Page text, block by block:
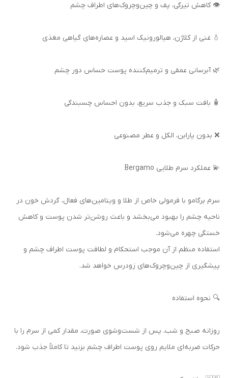
👁️ کاهش تیرگی، پف و چین‌وچروک‌های اطراف چشم
💧 غنی از کلاژن، هیالورونیک اسید و عصاره‌های گیاهی مغذی
🌿 آبرسانی عمقی و ترمیم‌کننده پوست حساس دور چشم
🧴 بافت سبک و جذب سریع، بدون احساس چسبندگی
❌ بدون پارابن، الکل و عطر مصنوعی
💫 عملکرد سرم طلایی Bergamo
سرم برگامو با فرمولی خاص از طلا و ویتامین‌های فعال، گردش خون در
ناحیه چشم را بهبود می‌بخشد و باعث روشن‌تر شدن پوست و کاهش
خستگی چهره می‌شود.
استفاده منظم از آن موجب استحکام و لطافت پوست اطراف چشم و
پیشگیری از چین‌وچروک‌های زودرس خواهد شد.
🔍 نحوه استفاده
روزانه صبح و شب، پس از شست‌وشوی صورت، مقدار کمی از سرم را با
حرکات ضربه‌ای ملایم روی پوست اطراف چشم بزنید تا کاملاً جذب شود.